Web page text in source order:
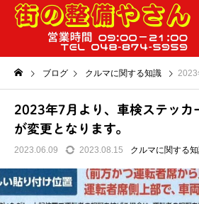
ブログ クルマに関する知識 2023年7月
2023年7月より、車検ステッカ
が変更となります。
2023.06.09 2023.08.15 クルマに関する